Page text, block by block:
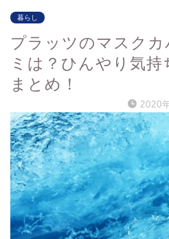
暮らし
プラッツのマスクカ
ミは？ひんやり気持
まとめ！
2020